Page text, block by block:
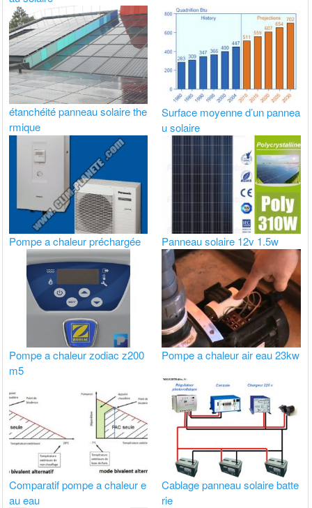
étanchéité panneau solaire the
rmique
Surface moyenne d’un pannea
u solaire
Pompe a chaleur préchargée Panneau solaire 12v 1.5w
Pompe a chaleur zodiac z200
m5
Pompe a chaleur air eau 23kw
Comparatif pompe a chaleur e
au eau
Cablage panneau solaire batte
rie